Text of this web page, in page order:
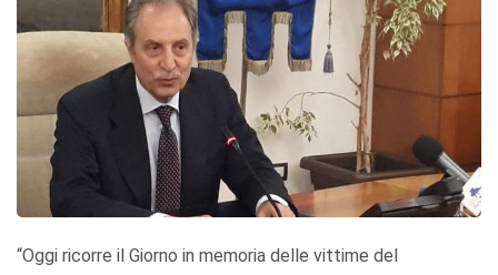
“Oggi ricorre il Giorno in memoria delle vittime del